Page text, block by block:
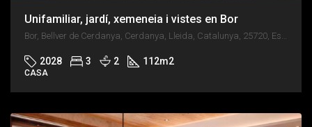
Unifamiliar, jardí, xemeneia i vistes en Bor
2028 3 2 112m2
CASA